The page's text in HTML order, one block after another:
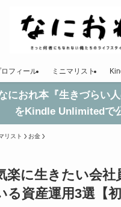
ロフィール ミニマリスト
におれ本『生きづらい人
をKindle Unlimitedで
リスト お金
楽に生きたい会社
る資産運用3選【